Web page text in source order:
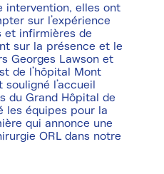
intervention, elles ont
sur l’expérience
et infirmières de
sur la présence et le
Georges Lawson et
de l’hôpital Mont
souligné l’accueil
du Grand Hôpital de
les équipes pour la
qui annonce une
ORL dans notre